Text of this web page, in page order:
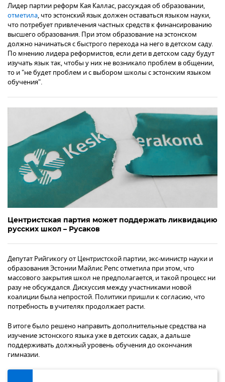
Лидер партии реформ Кая Каллас, рассуждая об образовании,
отметила, что эстонский язык должен оставаться языком науки,
что потребует привлечения частных средств к финансированию
высшего образования. При этом образование на эстонском
должно начинаться с быстрого перехода на него в детском саду.
По мнению лидера реформистов, если дети в детском саду будут
изучать язык так, чтобы у них не возникало проблем в общении,
то и "не будет проблем и с выбором школы с эстонским языком
обучения".
Центристская партия может поддержать ликвидацию
русских школ – Русаков
Депутат Рийгикогу от Центристской партии, экс-министр науки и
образования Эстонии Майлис Репс отметила при этом, что
массового закрытия школ не предполагается, и такой процесс ни
разу не обсуждался. Дискуссия между участниками новой
коалиции была непростой. Политики пришли к согласию, что
потребность в учителях продолжает расти.
В итоге было решено направить дополнительные средства на
изучение эстонского языка уже в детских садах, а дальше
поддерживать должный уровень обучения до окончания
гимназии.